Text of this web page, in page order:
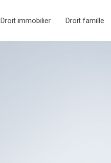
Droit immobilier Droit famille